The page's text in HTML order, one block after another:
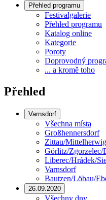
Přehled programu
Festivalgalerie
Přehled programu
Katalog online
Kategorie
Poroty
Doprovodný
... a kromě toho
Přehled
Varnsdorf
Všechna místa
Großhennersdorf
Zittau/
Görlitz/Zgorzelec/
Liberec/Hrádek/
Varnsdorf
Bautzen/Löbau/
26.09.2020
Všechny dny